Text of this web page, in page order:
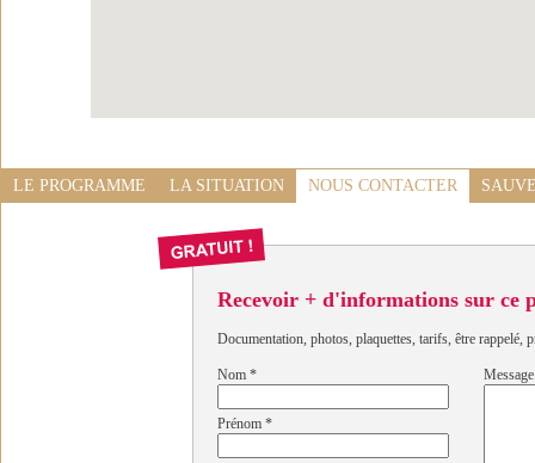
LE PROGRAMME LA SITUATION NOUS CONTACTER
Recevoir + d'informations sur ce
Documentation, photos, plaquettes, tarifs, être rappelé,
Nom *
Prénom *
Message